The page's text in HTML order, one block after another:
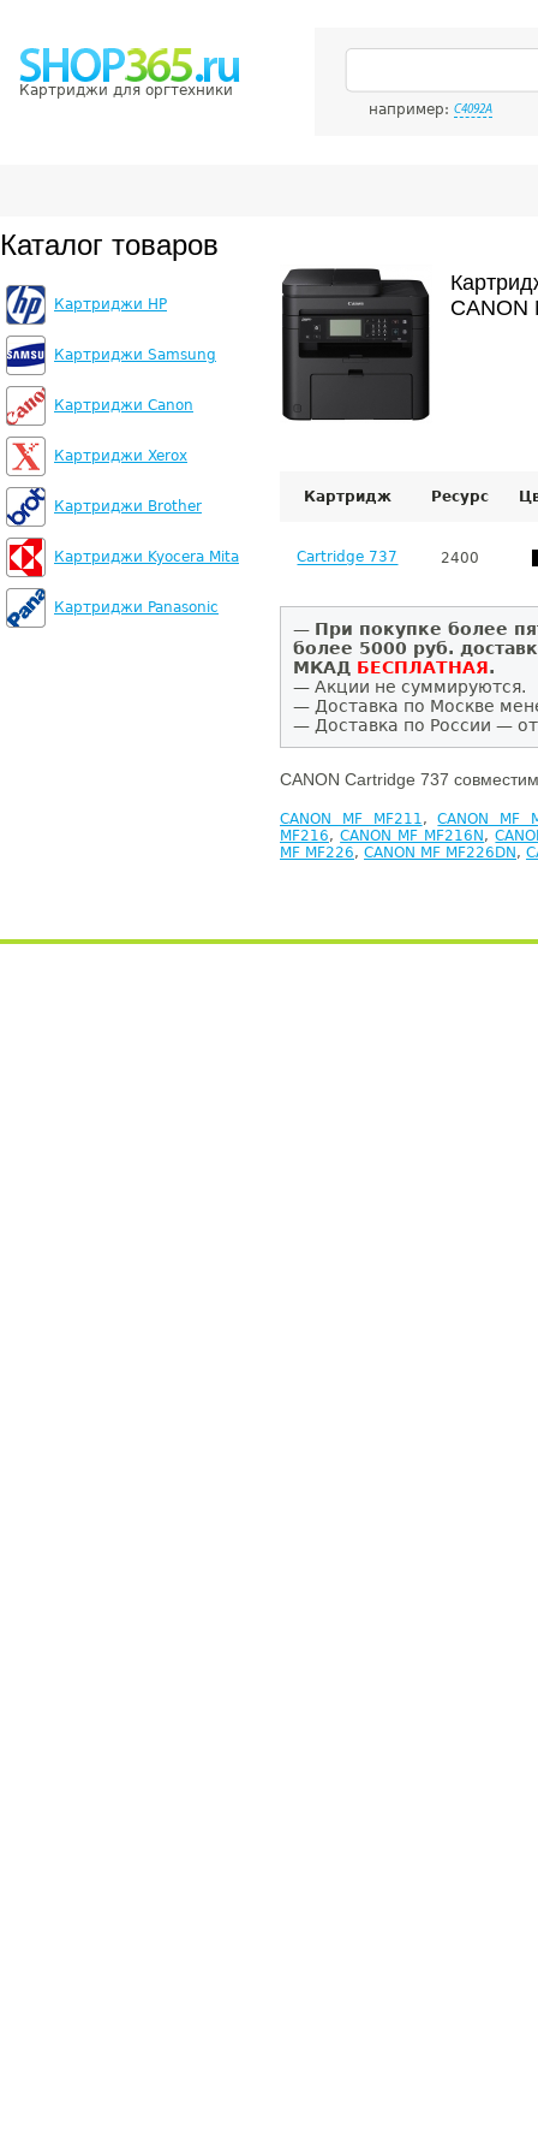
Картриджи для оргтехники
например: C4092A
Каталог товаров
Картриджи HP
Картриджи Samsung
Картриджи Canon
Картриджи Xerox
Картриджи Brother
Картриджи Kyocera Mita
Картриджи Panasonic
CANON
Картридж Ресурс
Cartridge 737 2400
— При покупке более
более 5000 руб.
МКАД БЕСПЛАТНАЯ.
— Акции не суммируются.
— Доставка по Москве
— Доставка по России —
CANON Cartridge 737
CANON MF MF211,CANON MF
MF216,CANON MF MF216N ,
MF MF226, CANON MF MF226DN ,